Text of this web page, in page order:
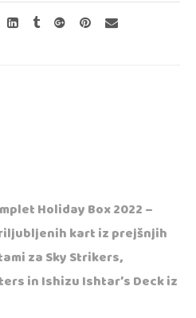
Holiday Box 2022 –
kart iz prejšnjih
za Sky Strikers,
in Ishizu Ishtar’s Deck iz